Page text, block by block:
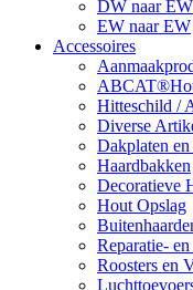
DW naar EW
EW naar EW
Accessoires
Hitteschild /
Diverse
Dakplaten
Haardbakken
Decoratieve
Hout Opslag
Reparatie-
Roosters en